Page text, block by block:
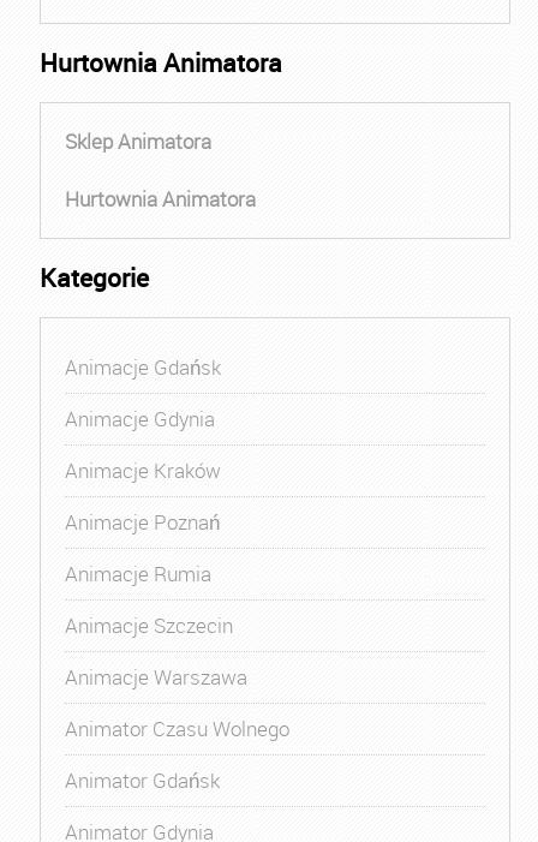
Hurtownia Animatora
Sklep Animatora
Hurtownia Animatora
Kategorie
Animacje Gdańsk
Animacje Gdynia
Animacje Kraków
Animacje Poznań
Animacje Rumia
Animacje Szczecin
Animacje Warszawa
Animator Czasu Wolnego
Animator Gdańsk
Animator Gdynia